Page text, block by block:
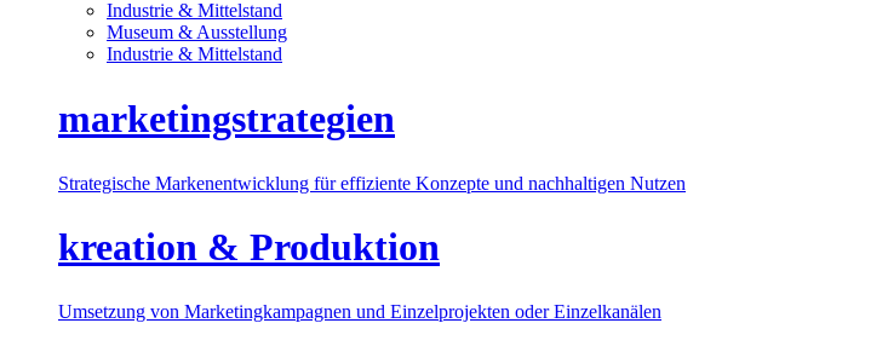
Industrie & Mittelstand
Museum & Ausstellung
Industrie & Mittelstand
marketingstrategien
Strategische Markenentwicklung für effiziente Konzepte und nachhaltigen Nutzen
kreation & Produktion
Umsetzung von Marketingkampagnen und Einzelprojekten oder Einzelkanälen